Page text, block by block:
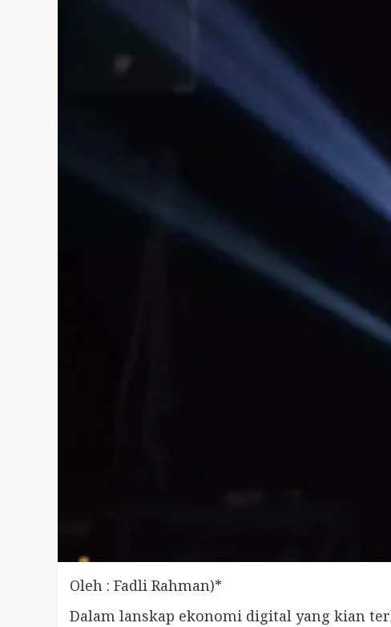
Oleh : Fadli Rahman)*
Dalam lanskap ekonomi digital yang kian